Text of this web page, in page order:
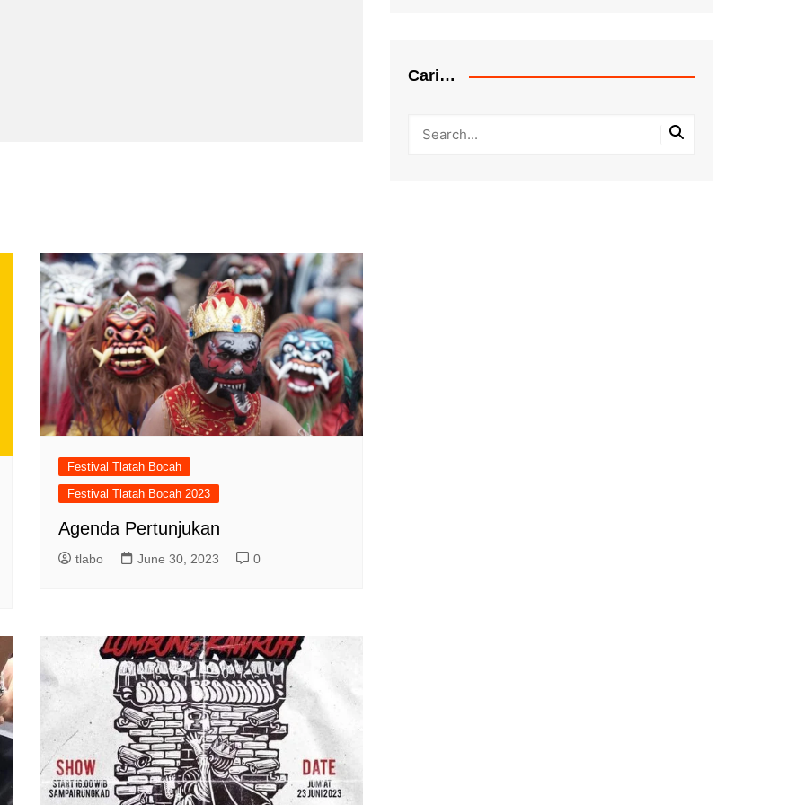
Festival Tlatah Bocah
Festival Tlatah Bocah 2023
Agenda Pertunjukan
tlabo June 30, 2023 0
Cari…